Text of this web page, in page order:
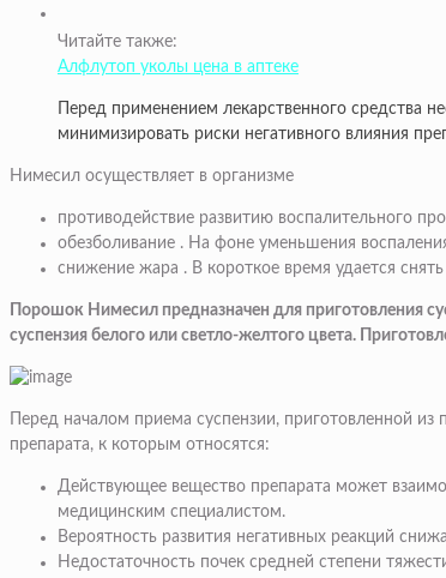
Читайте также:
Алфлутоп уколы цена в аптеке
Перед применением лекарственного средства
минимизировать риски негативного влияния
Нимесил осуществляет в организме
противодействие развитию воспалительного
обезболивание . На фоне уменьшения
снижение жара . В короткое время удается
Порошок Нимесил предназначен для приготовления
суспензия белого или светло-желтого цвета.
Перед началом приема суспензии, приготовленной
препарата, к которым относятся:
Действующее вещество препарата может
медицинским специалистом.
Вероятность развития негативных реакций
Недостаточность почек средней степени